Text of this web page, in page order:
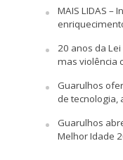
MAIS LIDAS –
20 anos da
mas violência
Guarulhos
de tecnologia,
Guarulhos
Melhor Idade